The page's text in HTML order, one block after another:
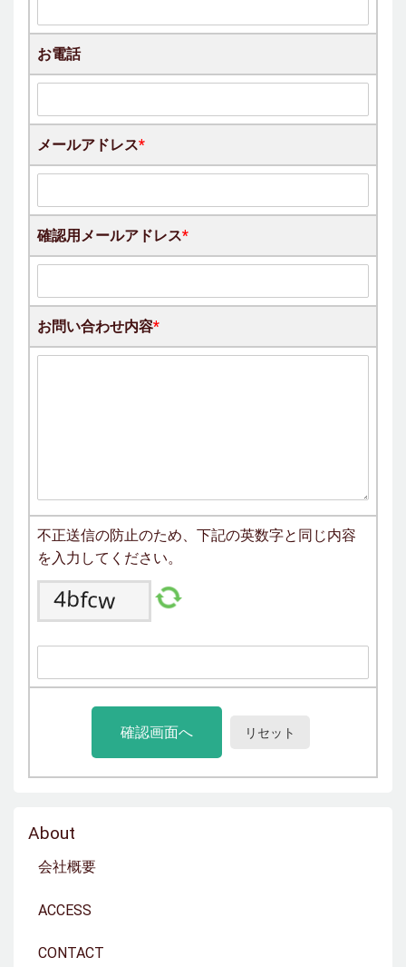
お電話
メールアドレス*
確認用メールアドレス*
お問い合わせ内容*
不正送信の防止のため、下記の英数字と同じ内容
を入力してください。
About
会社概要
ACCESS
CONTACT